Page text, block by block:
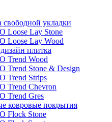
свободной укладки
Loose Lay Stone
Loose Lay Wood
плитка
Trend Wood
Trend Stone & Design
Trend Strips
Trend Chevron
Trend Gres
ковровые покрытия
Flock Stone